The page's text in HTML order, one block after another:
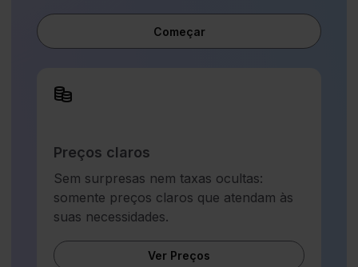
Começar
Preços claros
Sem surpresas nem taxas ocultas:
somente preços claros que atendam às
suas necessidades.
Ver Preços